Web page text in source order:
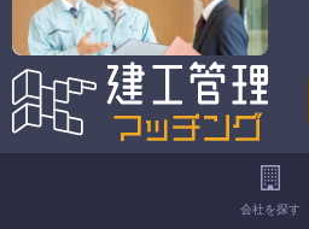
特定建設業
-
一般建設業
管工事業
会社を探す